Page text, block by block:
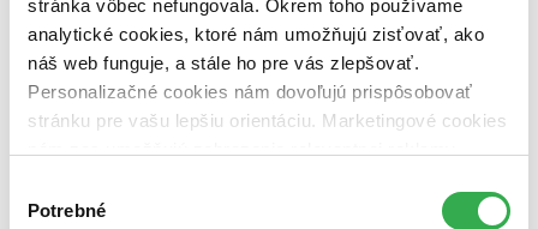
stránka vôbec nefungovala. Okrem toho používame
analytické cookies, ktoré nám umožňujú zisťovať, ako
náš web funguje, a stále ho pre vás zlepšovať.
Personalizačné cookies nám dovoľujú prispôsobovať
stránku pre vašu lepšiu orientáciu. Marketingové cookies
nám pomohlo, keby sme mohli používať všetky tieto
súhlasu
Potrebné
Audiokniha
Rozprávky 2
Mária Podhradská
Ďalšie obľúbené ľudové rozprávky, ktoré môžu deti počúvať